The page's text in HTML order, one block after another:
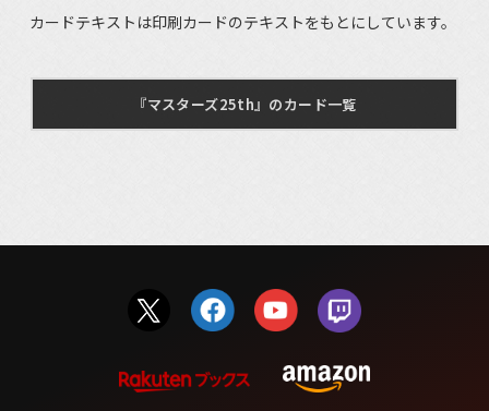
カードテキストは印刷カードのテキストをもとにしています。
『マスターズ25th』のカード一覧